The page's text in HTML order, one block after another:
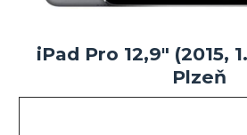
iPad Pro 12,9" (2015,
Plzeň